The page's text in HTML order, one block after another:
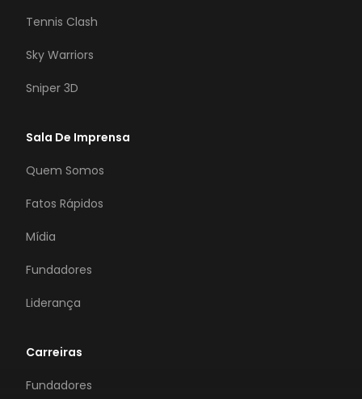
Tennis Clash
Sky Warriors
Sniper 3D
Sala De Imprensa
Quem Somos
Fatos Rápidos
Mídia
Fundadores
Liderança
Carreiras
Fundadores